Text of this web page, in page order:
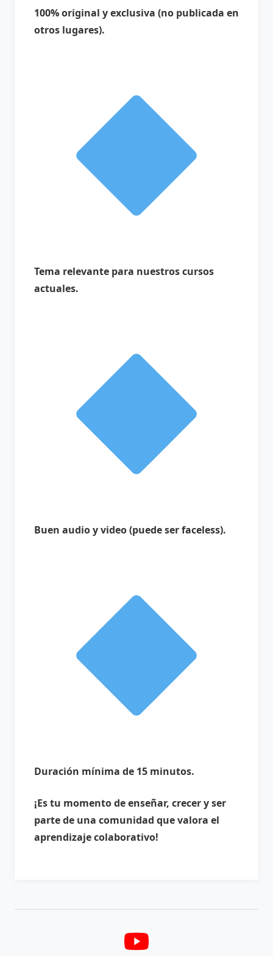
100% original y exclusiva (no publicada en
otros lugares).
Tema relevante para nuestros cursos
actuales.
Buen audio y video (puede ser faceless).
Duración mínima de 15 minutos.
¡Es tu momento de enseñar, crecer y ser
parte de una comunidad que valora el
aprendizaje colaborativo!